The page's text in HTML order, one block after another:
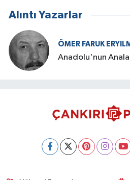
Alıntı Yazarlar
ÖMER FARUK
Anadolu'nun